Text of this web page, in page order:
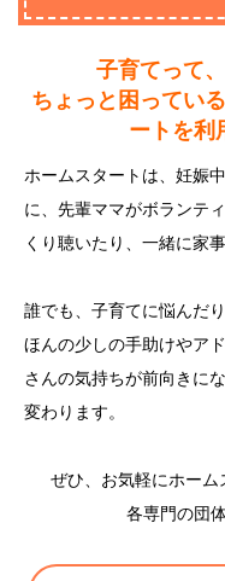
子育てって
ちょっと困ってい
ートを利
ホームスタートは、妊娠
に、先輩ママがボランテ
くり聴いたり、一緒に家
誰でも、子育てに悩んだ
ほんの少しの手助けやア
さんの気持ちが前向きに
変わります。
ぜひ、お気軽にホーム
各専門の団